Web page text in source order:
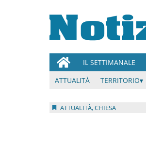
IL SETTIMANALE
ATTUALITÀ
TERRITORIO
ATTUALITÀ, CHIESA